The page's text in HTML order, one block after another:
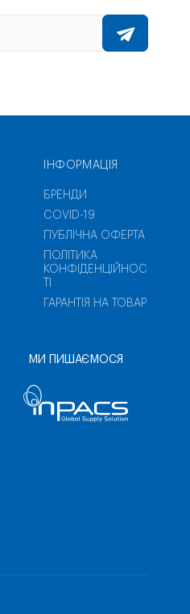
ІНФОРМАЦІЯ
БРЕНДИ
COVID-19
ПУБЛІЧНА ОФЕРТА
ПОЛІТИКА
КОНФІДЕНЦІЙНОС
ГАРАНТІЯ НА ТОВАР
МИ ПИШАЄМОСЯ